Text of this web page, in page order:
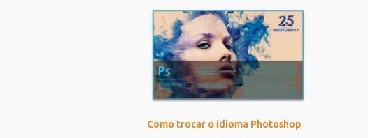
Como trocar o idioma Photoshop